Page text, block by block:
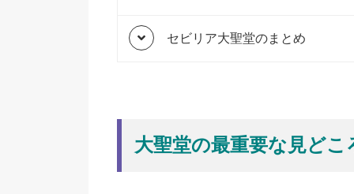
セビリア大聖堂のまとめ
大聖堂の最重要な見どこ